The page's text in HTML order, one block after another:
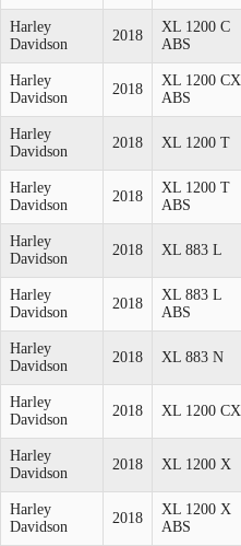
Harley
Davidson
2018
XL 1200 C
ABS
Harley
Davidson
2018
XL 1200 CX
ABS
Harley
Davidson
2018 XL 1200 T
Harley
Davidson
2018
XL 1200 T
ABS
Harley
Davidson
2018 XL 883 L
Harley
Davidson
2018
XL 883 L
ABS
Harley
Davidson
2018 XL 883 N
Harley
Davidson
2018 XL 1200 CX
Harley
Davidson
2018 XL 1200 X
Harley
Davidson
2018
XL 1200 X
ABS